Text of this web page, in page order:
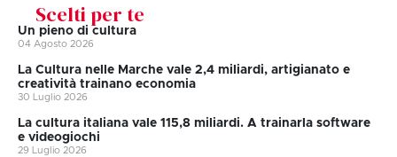
Scelti per te
Un pieno di cultura
04 Agosto 2026
La Cultura nelle Marche vale 2,4 miliardi, artigianato e
creatività trainano economia
30 Luglio 2026
La cultura italiana vale 115,8 miliardi. A trainarla software
e videogiochi
29 Luglio 2026